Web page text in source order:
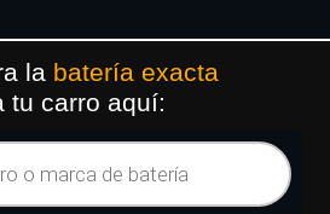
la batería exacta
tu carro aquí: